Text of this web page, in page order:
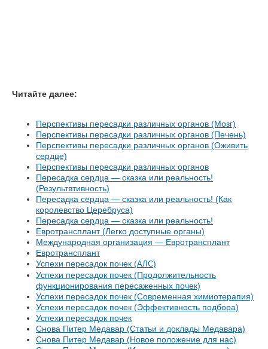
Читайте далее:
Перспективы пересадки различных органов (Мозг)
Перспективы пересадки различных органов (Печень)
Перспективы пересадки различных органов (Оживить
сердце)
Перспективы пересадки различных органов
Пересадка сердца — сказка или реальность!
(Результвтивность)
Пересадка сердца — сказка или реальность! (Как
королевство Церебруса)
Пересадка сердца — сказка или реальность!
Евротрансплант (Легко доступные органы)
Международная организация — Евротрансплант
Евротрансплант
Успехи пересадок почек (АЛС)
Успехи пересадок почек (Продолжительность
функционирования пересаженных почек)
Успехи пересадок почек (Современная химиотерапия)
Успехи пересадок почек (Эффективность подбора)
Успехи пересадок почек
Снова Питер Медавар (Статьи и доклады Медавара)
Снова Питер Медавар (Новое положение для нас)